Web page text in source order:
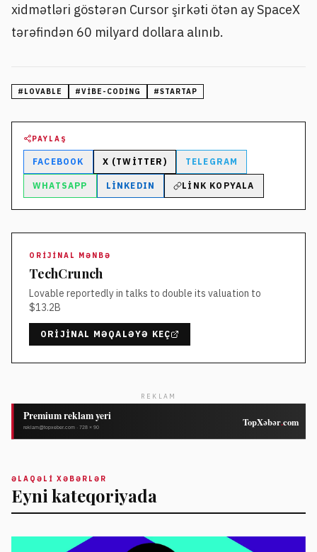
xidmətləri göstərən Cursor şirkəti ötən ay SpaceX
tərəfindən 60 milyard dollara alınıb.
# LOVABLE #VIBE-CODING #STARTAP
PAYLAŞ
FACEBOOK X (TWITTER) TELEGRAM
WHATSAPP LINKEDIN LINK KOPYALA
ORIJINAL MƏNBƏ
TechCrunch
Lovable reportedly in talks to double its valuation to
$13.2B
ORIJINAL MƏQALƏYƏ KEÇ
REKLAM
ƏLAQƏLI XƏBƏRLƏR
Eyni kateqoriyada